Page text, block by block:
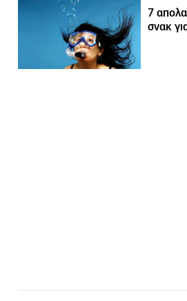
7
σνακ